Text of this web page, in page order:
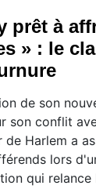
prêt à
» : le
de son
son conflit
de Harlem a
lors
qui